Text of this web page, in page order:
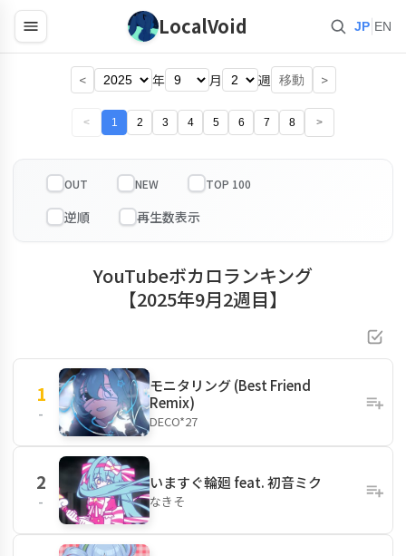
LocalVoid JP EN
< 年 月 週 移動 >
< 1 2 3 4 5 6 7 8 >
OUT NEW TOP 100
YouTubeボカロランキング
【2025年9月2週目】
1
-
モニタリング (Best Friend
Remix)
DECO*27
2
-
いますぐ輪廻 feat. 初音ミク
なきそ